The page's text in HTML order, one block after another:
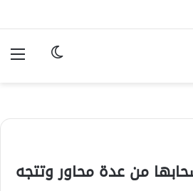
الوضع
من عدة محاور وتتجه